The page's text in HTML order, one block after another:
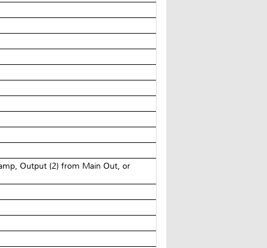
Output (2) from Main Out, or